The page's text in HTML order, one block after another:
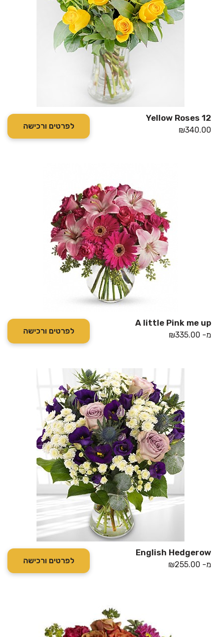
12 Yellow Roses
₪340.00 לפרטים ורכישה
A little Pink me up
מ- ₪335.00 לפרטים ורכישה
English Hedgerow
מ- ₪255.00 לפרטים ורכישה